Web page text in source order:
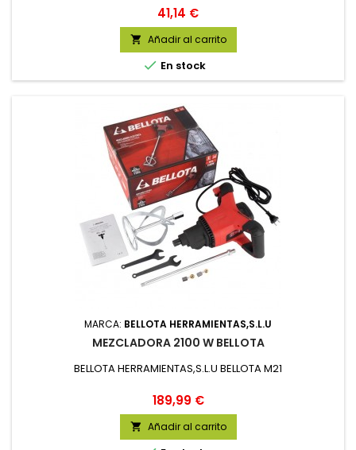
Precio
41,14 €
 Añadir al carrito
 En stock
MARCA: BELLOTA HERRAMIENTAS,S.L.U
MEZCLADORA 2100 W BELLOTA
BELLOTA HERRAMIENTAS,S.L.U BELLOTA M21
Precio
189,99 €
 Añadir al carrito